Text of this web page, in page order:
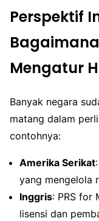
Perspektif
Mengatur
Banyak negara
matang dalam
contohnya:
Amerika Serikat
yang mengelola
Inggris: PRS for
lisensi dan